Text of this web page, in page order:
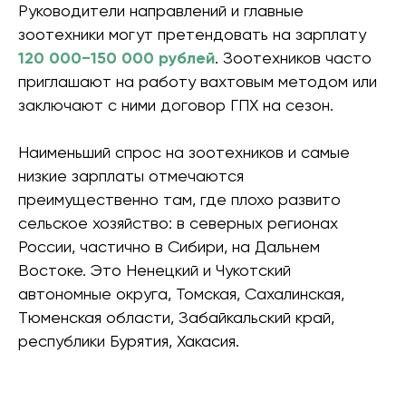
Руководители направлений и главные
зоотехники могут претендовать на зарплату
120 000−150 000 рублей. Зоотехников часто
приглашают на работу вахтовым методом или
заключают с ними договор ГПХ на сезон.
Наименьший спрос на зоотехников и самые
низкие зарплаты отмечаются
преимущественно там, где плохо развито
сельское хозяйство: в северных регионах
России, частично в Сибири, на Дальнем
Востоке. Это Ненецкий и Чукотский
автономные округа, Томская, Сахалинская,
Тюменская области, Забайкальский край,
республики Бурятия, Хакасия.